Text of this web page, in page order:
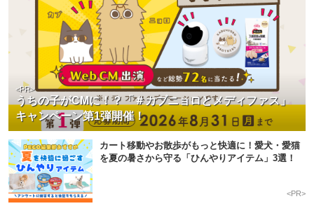
うちの子がCMに！？「＃カブニョロとメディファス」
キャンペーン第1弾開催！
<PR>
カート移動やお散歩がもっと快適に！愛犬・愛猫
を夏の暑さから守る「ひんやりアイテム」3選！
<PR>